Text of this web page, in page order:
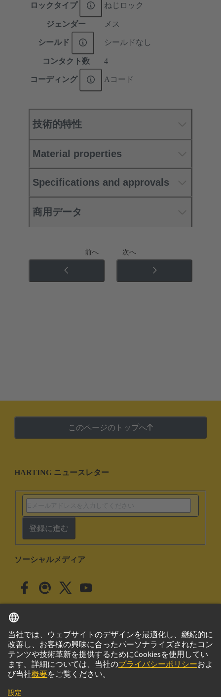
ロックタイプ ねじロック
ジェンダー メス
シールド シールドなし
コンタクト数 4
コーディング Aコード
技術的特性
Material properties
Specifications and approvals
商用データ
前へ 次へ
このページのトップへ
HARTING ニュースレター
登録に進む
ソーシャルメディア
日本 日本語
© ハーティング株式会社